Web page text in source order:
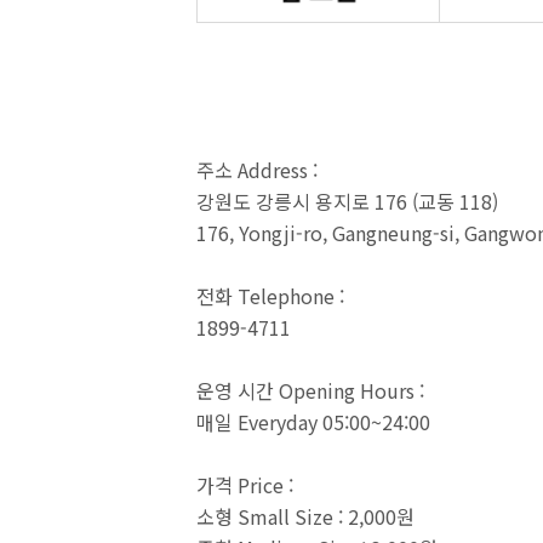
주소 Address :
강원도 강릉시 용지로 176 (교동 118)
176, Yongji-ro, Gangneung-si,
전화 Telephone :
1899-4711
운영 시간 Opening Hours :
매일 Everyday 05:00~24:00
가격 Price :
소형 Small Size : 2,000원